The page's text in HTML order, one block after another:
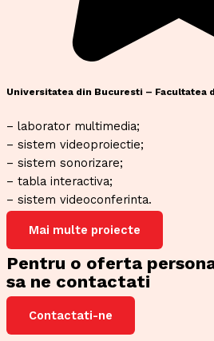
Universitatea din Bucuresti – Facultatea
– laborator multimedia;
– sistem videoproiectie;
– sistem sonorizare;
– tabla interactiva;
– sistem videoconferinta.
Mai multe proiecte
Pentru o oferta
sa ne contactati
Contactati-ne